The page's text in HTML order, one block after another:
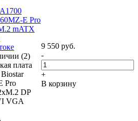
E Pro
mATX
(2)
плата
Pro
DP
VGA
9 550 руб.
-
+
В корзину